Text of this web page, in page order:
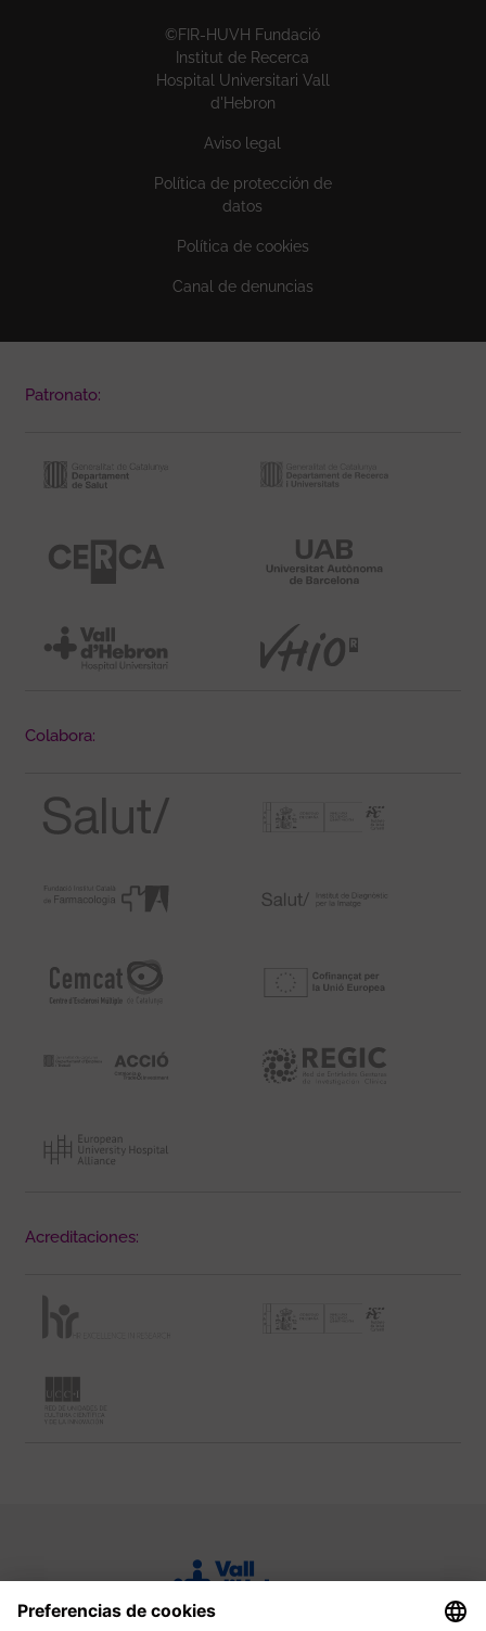
©FIR-HUVH Fundació
Institut de Recerca
Hospital Universitari Vall
d'Hebron
Aviso legal
Política de protección de
datos
Política de cookies
Canal de denuncias
Patronato:
Colabora:
Acreditaciones: